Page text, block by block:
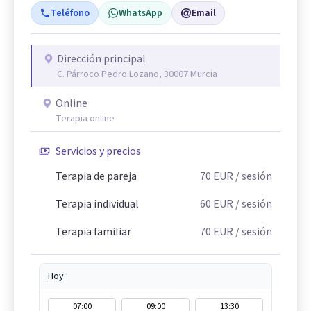
Teléfono WhatsApp Email
Dirección principal
C. Párroco Pedro Lozano, 30007 Murcia
Online
Terapia online
Servicios y precios
Terapia de pareja
70 EUR / sesión
Terapia individual
60 EUR / sesión
Terapia familiar
70 EUR / sesión
Hoy
07:00 09:00 13:30